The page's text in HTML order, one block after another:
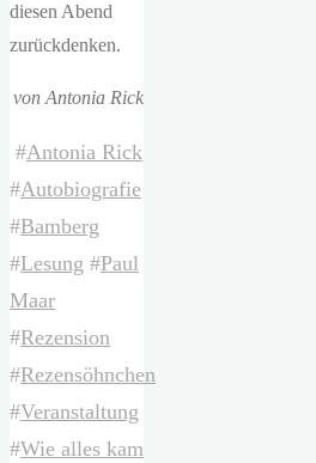
diesen Abend
zurückdenken.
von Antonia Rick
#Antonia Rick
#Autobiografie
#Bamberg
#Lesung #Paul
Maar
#Rezension
#Rezensöhnchen
#Veranstaltung
#Wie alles kam